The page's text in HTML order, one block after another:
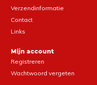
Verzendinformatie
Contact
Links
Mijn account
Registreren
Wachtwoord vergeten